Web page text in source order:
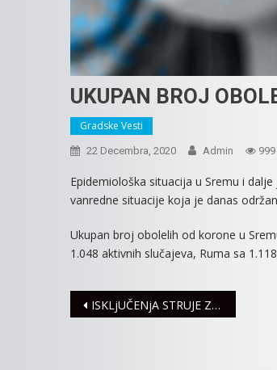
UKUPAN BROJ
Gradske Vesti
22 Decembra, 2020 Admin 999
Epidemiološka situacija u Sremu i
vanredne situacije koja je danas
Ukupan broj obolelih od korone u
1.048 aktivnih slučajeva, Ruma sa
Navigacija
ISKLjUČENjA STRUJE ZA ČETVRTAK, 24. DECEMBAR